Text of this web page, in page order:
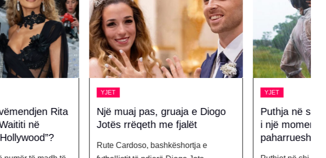
Një muaj pas, gruaja e Diogo
Jotës rrëqeth me fjalët
Rute Cardoso, bashkëshortja e
Puthja në shi – Sekreti biologjik
i një momenti të